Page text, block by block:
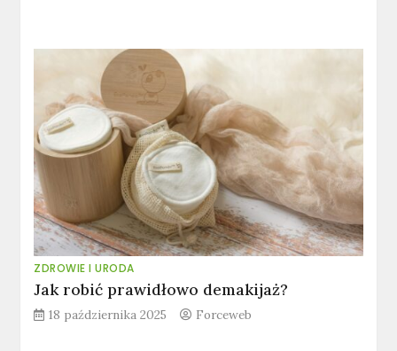
ZDROWIE I URODA
Jak robić prawidłowo demakijaż?
18 października 2025 Forceweb